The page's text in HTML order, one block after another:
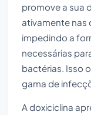
promove a sua
ativamente nas
impedindo a
necessárias
bactérias. Isso
gama de
A doxiciclina